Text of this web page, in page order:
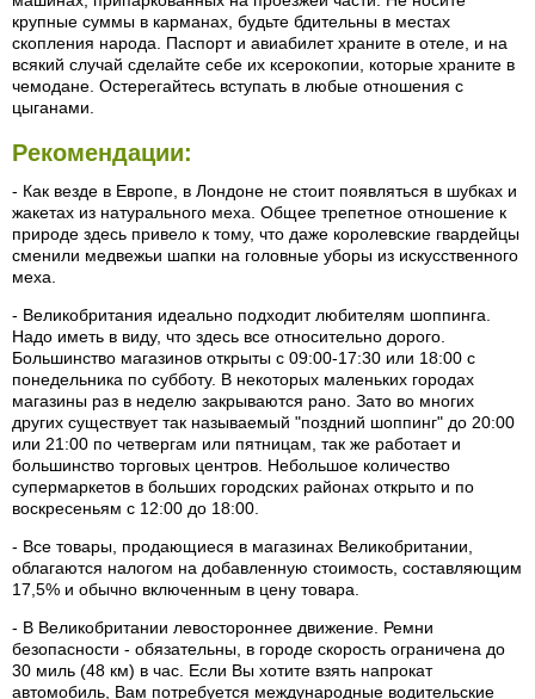
крупные суммы в карманах, будьте бдительны в местах
скопления народа. Паспорт и авиабилет храните в отеле, и на
всякий случай сделайте себе их ксерокопии, которые храните в
чемодане. Остерегайтесь вступать в любые отношения с
цыганами.
Рекомендации:
- Как везде в Европе, в Лондоне не стоит появляться в шубках и
жакетах из натурального меха. Общее трепетное отношение к
природе здесь привело к тому, что даже королевские гвардейцы
сменили медвежьи шапки на головные уборы из искусственного
меха.
- Великобритания идеально подходит любителям шоппинга.
Надо иметь в виду, что здесь все относительно дорого.
Большинство магазинов открыты с 09:00-17:30 или 18:00 с
понедельника по субботу. В некоторых маленьких городах
магазины раз в неделю закрываются рано. Зато во многих
других существует так называемый "поздний шоппинг" до 20:00
или 21:00 по четвергам или пятницам, так же работает и
большинство торговых центров. Небольшое количество
супермаркетов в больших городских районах открыто и по
воскресеньям с 12:00 до 18:00.
- Все товары, продающиеся в магазинах Великобритании,
облагаются налогом на добавленную стоимость, составляющим
17,5% и обычно включенным в цену товара.
- В Великобритании левостороннее движение. Ремни
безопасности - обязательны, в городе скорость ограничена до
30 миль (48 км) в час. Если Вы хотите взять напрокат
автомобиль, Вам потребуется международные водительские